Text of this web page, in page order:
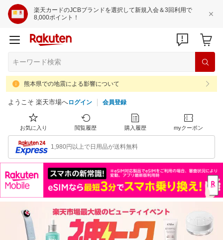
楽天カードのJCBブランドを選択して新規入会＆3回利用で
8,000ポイント！
熊本県での地震による影響について
ようこそ 楽天市場へログイン 会員登録
お気に入り 閲覧履歴 購入履歴 myクーポン
1,980円以上で日用品が送料無料